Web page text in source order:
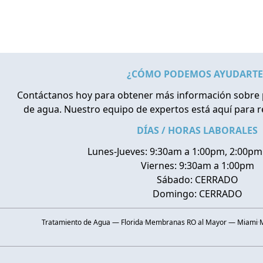
¿CÓMO PODEMOS
Contáctanos hoy para obtener más información
de agua. Nuestro equipo de expertos está aquí para
DÍAS / HORAS LABORALES
Lunes-Jueves: 9:30am a 1:00pm,
Viernes: 9:30am a 1:00pm
Sábado: CERRADO
Domingo: CERRADO
Tratamiento de Agua — Florida·Membranas RO al Mayor — Miami·